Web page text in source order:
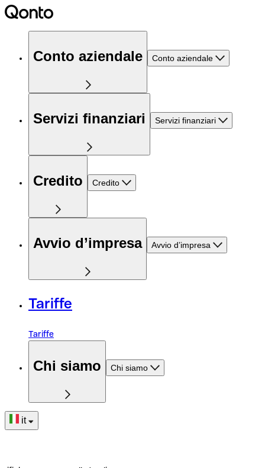
Conto aziendale Conto aziendale
Servizi finanziari Servizi finanziari
Credito Credito
Avvio d’impresa Avvio d’impresa
Tariffe
Tariffe
Chi siamo Chi siamo
it